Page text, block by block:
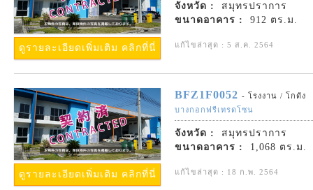
ดูรายละเอียดเพิ่มเติม คลิกที่นี่
จังหวัด :
สมุทรปราการ
ขนาดอาคาร :
912 ตร.ม.
แก้ไขล่าสุด : 5 ส.ค. 2564
ดูรายละเอียดเพิ่มเติม คลิกที่นี่
BFZ1F0052 - โรงงาน / โกดัง
บางกอกฟรีเทรดโซน
จังหวัด :
สมุทรปราการ
ขนาดอาคาร :
1,068 ตร.ม.
แก้ไขล่าสุด : 18 ก.พ. 2564